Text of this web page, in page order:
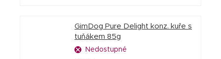
GimDog Pure Delight konz. kuře s
tuňákem 85g
Nedostupné